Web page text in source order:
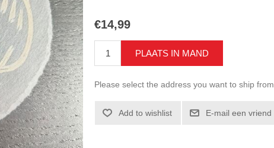
€14,99
Please select the address you want to ship from